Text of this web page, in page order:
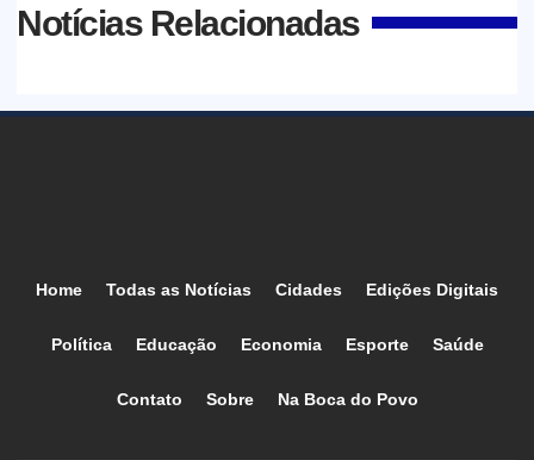
Notícias Relacionadas
Home Todas as Notícias Cidades Edições Digitais
Política Educação Economia Esporte Saúde
Contato Sobre Na Boca do Povo